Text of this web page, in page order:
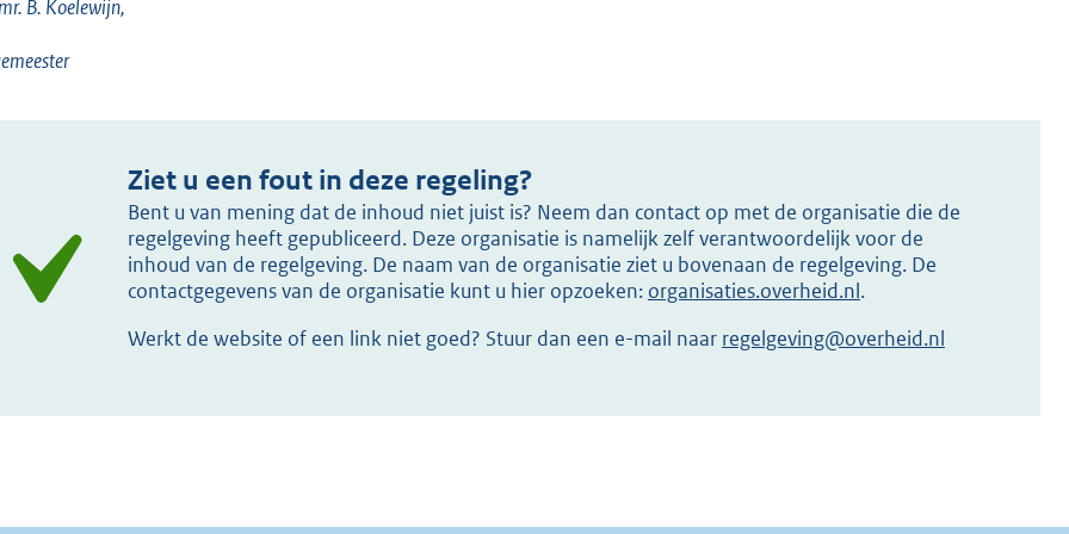
B. Koelewijn,
Ziet u een fout in deze regeling?
Bent u van mening dat de inhoud niet juist is? Neem dan contact op met de organisatie die de
regelgeving heeft gepubliceerd. Deze organisatie is namelijk zelf verantwoordelijk voor de
inhoud van de regelgeving. De naam van de organisatie ziet u bovenaan de regelgeving. De
contactgegevens van de organisatie kunt u hier opzoeken: organisaties.overheid.nl.
Werkt de website of een link niet goed? Stuur dan een e-mail naar regelgeving@overheid.nl